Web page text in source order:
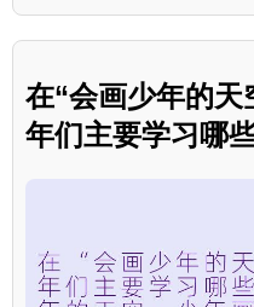
在“会画少年的天
年们主要学习哪